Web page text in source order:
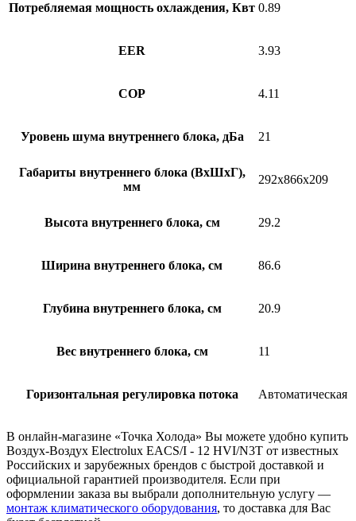
Потребляемая мощность охлаждения, Квт 0.89
EER 3.93
COP 4.11
Уровень шума внутреннего блока, дБа 21
Габариты внутреннего блока (ВхШхГ),
мм
292x866x209
Высота внутреннего блока, см 29.2
Ширина внутреннего блока, см 86.6
Глубина внутреннего блока, см 20.9
Вес внутреннего блока, см 11
Горизонтальная регулировка потока Автоматическая
В онлайн-магазине «Точка Холода» Вы можете удобно купить
Воздух-Воздух Electrolux EACS/I - 12 HVI/N3T от известных
Российских и зарубежных брендов с быстрой доставкой и
официальной гарантией производителя. Если при
оформлении заказа вы выбрали дополнительную услугу —
монтаж климатического оборудования, то доставка для Вас